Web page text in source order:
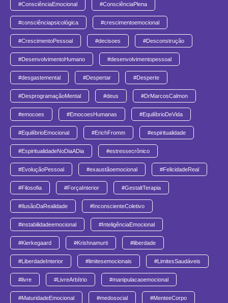
#ConsciênciaEmocional #ConsciênciaPlena
#consciênciapsicológica #crescimentoemocional
#CrescimentoPessoal #decisoes #Desconstrução
#DesenvolvimentoHumano #desenvolvimentopessoal
#desgastemental #Despertar #Desperte
#DesprogramaçãoMental #deus #DrMarcosCalmon
#emocoes #EmocoesHumanas #EquilíbrioDeVida
#EquilíbrioEmocional #ErichFromm #espiritualidade
#EspiritualidadeNoDiaADia #estressecrônico
#EvoluçãoPessoal #exaustãoemocional #FelicidadeReal
#Filosofia #ForçaInterior #GestaltTerapia
#IlusãoDaRealidade #InconscienteColetivo
#instabilidadeemocional #InteligênciaEmocional
#Kierkegaard #Krishnamurti #liberdade
#LiberdadeInterior #limitesemocionais #LimitesSaudáveis
#livre #LivreArbítrio #manipulacaoemocional
#MaturidadeEmocional #medosocial #MenteeCorpo